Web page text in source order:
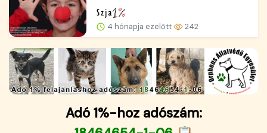
4 hónapja ezelőtt 242
Adó 1%-hoz adószám: